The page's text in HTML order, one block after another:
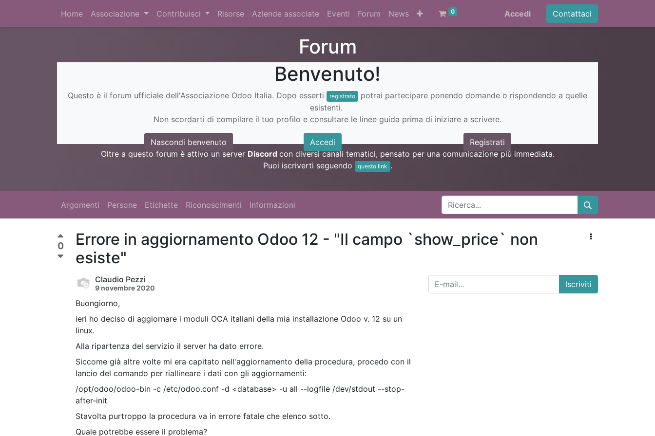
Home Associazione Contribuisci Risorse Aziende associate Eventi Forum News 0 Accedi Contattaci
Forum
Benvenuto!
Questo è il forum ufficiale dell'Associazione Odoo Italia. Dopo esserti registrato
potrai partecipare ponendo domande o rispondendo a quelle
esistenti.
Non scordarti di compilare il tuo profilo e consultare le linee guida prima di iniziare a scrivere.
Nascondi benvenuto Accedi
Registrati
Oltre a questo forum è attivo un server Discord con diversi canali tematici, pensato per una comunicazione più immediata.
Puoi iscriverti seguendo
questo link .
Argomenti Persone Etichette Riconoscimenti Informazioni
0
Errore in aggiornamento Odoo 12 - "Il campo `show_price` non
esiste"
Claudio Pezzi
9 novembre 2020
Iscriviti
Buongiorno,
ieri ho deciso di aggiornare i moduli OCA italiani della mia installazione Odoo v. 12 su un
linux.
Alla ripartenza del servizio il server ha dato errore.
Siccome già altre volte mi era capitato nell'aggiornamento della procedura, procedo con il
lancio del comando per riallineare i dati con gli aggiornamenti:
/opt/odoo/odoo-bin -c /etc/odoo.conf -d <database> -u all --logfile /dev/stdout --stop-
after-init
Stavolta purtroppo la procedura va in errore fatale che elenco sotto.
Quale potrebbe essere il problema?